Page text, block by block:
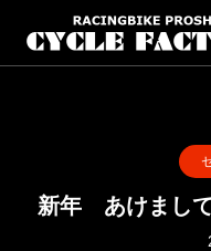
新年 あけまして